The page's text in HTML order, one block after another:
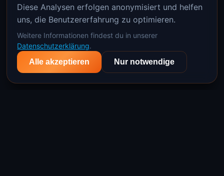
Diese Analysen erfolgen anonymisiert und helfen
uns, die Benutzererfahrung zu optimieren.
Weitere Informationen findest du in unserer
Datenschutzerklärung.
Alle akzeptieren
Nur notwendige